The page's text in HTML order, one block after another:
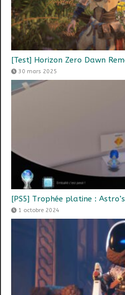
[Test] Horizon Zero Dawn
30 mars 2025
[PS5] Trophée platine :
1 octobre 2024